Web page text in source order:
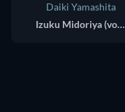
Daiki Yamashita
Izuku Midoriya (voice)